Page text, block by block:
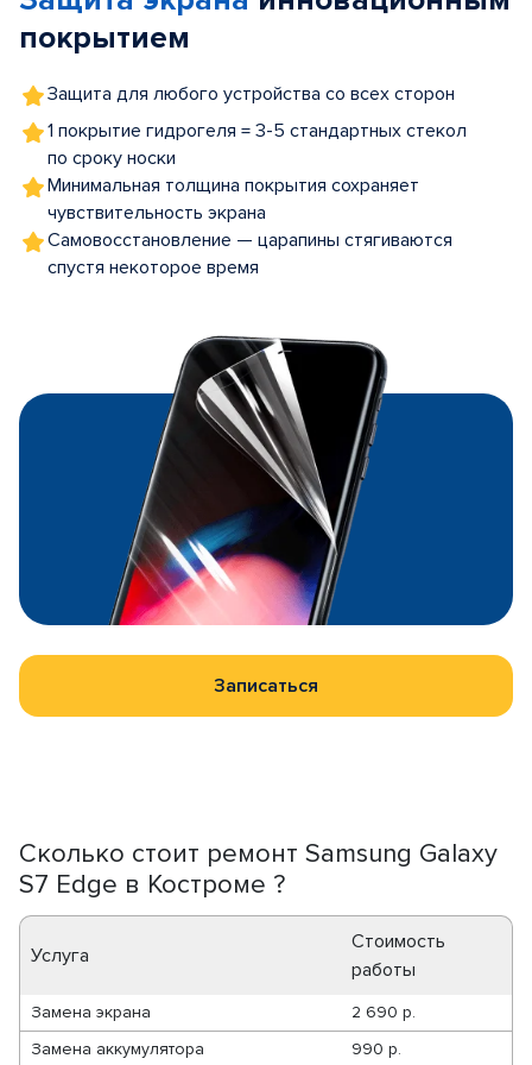
покрытием
Защита для любого устройства со всех сторон
1 покрытие гидрогеля = 3-5 стандартных стекол
по сроку носки
Минимальная толщина покрытия сохраняет
чувствительность экрана
Самовосстановление — царапины стягиваются
спустя некоторое время
Записаться
Сколько стоит ремонт Samsung Galaxy
S7 Edge в Костроме ?
Услуга
Стоимость
работы
Замена экрана
2 690 р.
Замена аккумулятора
990 р.